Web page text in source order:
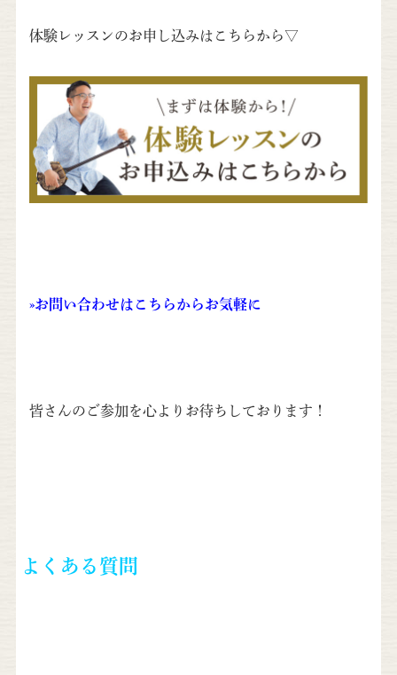
体験レッスンのお申し込みはこちらから▽
»お問い合わせはこちらからお気軽に
皆さんのご参加を心よりお待ちしております！
よくある質問